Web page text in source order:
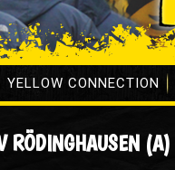
YELLOW CONNECTION
RÖDINGHAUSEN (A)